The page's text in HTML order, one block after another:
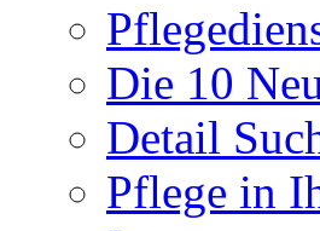
Die 10
Detail
Pflege in